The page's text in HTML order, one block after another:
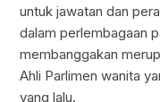
untuk jawatan dan
dalam perlembagaan
membanggakan
Ahli Parlimen wanita
yang lalu.